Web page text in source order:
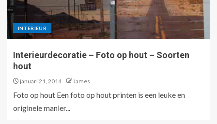
INTERIEUR
Interieurdecoratie – Foto op hout – Soorten
hout
januari 21, 2014 James
Foto op hout Een foto op hout printen is een leuke en
originele manier...